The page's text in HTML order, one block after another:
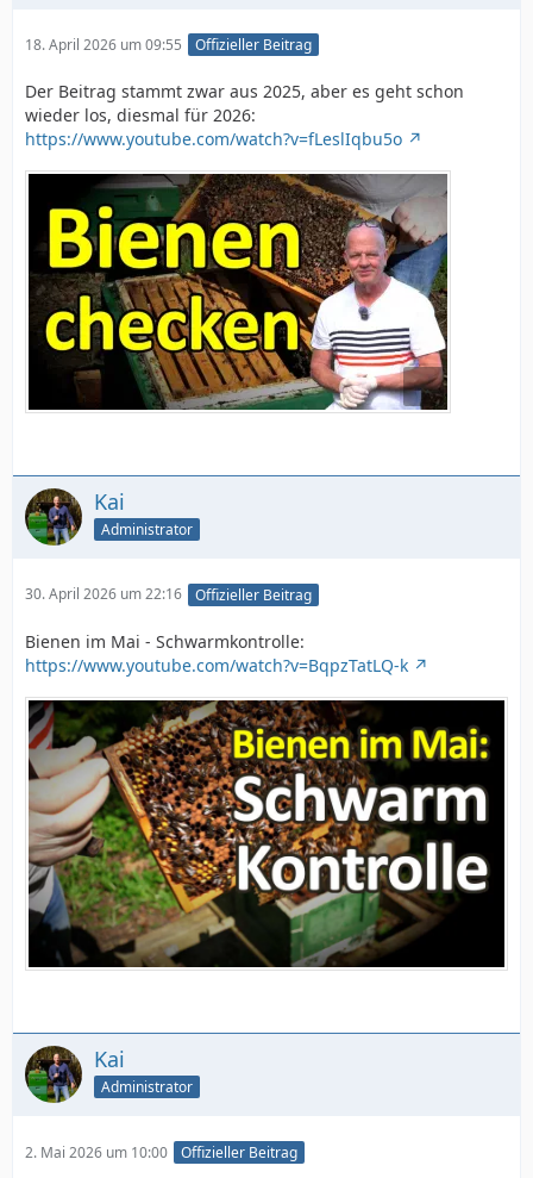
18. April 2026 um 09:55 Offizieller Beitrag
Der Beitrag stammt zwar aus 2025, aber es geht schon
wieder los, diesmal für 2026:
https://www.youtube.com/watch?v=fLeslIqbu5o
Kai
Administrator
30. April 2026 um 22:16 Offizieller Beitrag
Bienen im Mai - Schwarmkontrolle:
https://www.youtube.com/watch?v=BqpzTatLQ-k
Kai
Administrator
2. Mai 2026 um 10:00 Offizieller Beitrag